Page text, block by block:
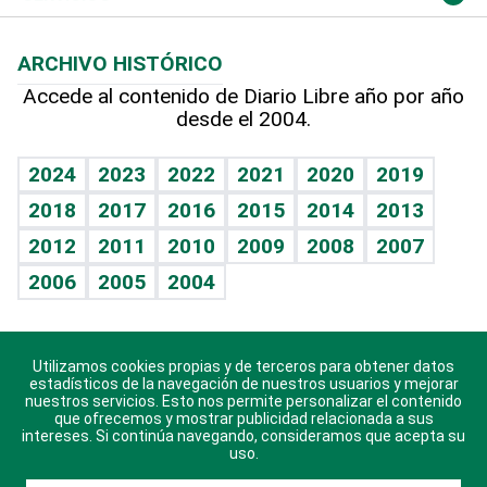
Hablando con el pediatra
Vida y familia
Eñe
Celebrando la vida
Sin complejos
En pocas palabras
Escuchando al corazón
Economía Personal
Línea de hit
TBT Deportivo
Lecturas
Hecho en casa
Guía del dinero
Cumpleaños
Horóscopos
Juegos
ARCHIVO HISTÓRICO
Accede al contenido de Diario Libre año por año
desde el 2004.
2024 2023 2022 2021 2020
2019
2018
2017 2016 2015 2014
2013
2012
2011 2010 2009 2008
2007
2006
2005 2004
Descarga nuestras aplicaciones para Android, iOS y
sistema Huawei.
Utilizamos cookies propias y de terceros para obtener datos
estadísticos de la navegación de nuestros usuarios y mejorar
nuestros servicios. Esto nos permite personalizar el contenido
que ofrecemos y mostrar publicidad relacionada a sus
intereses. Si continúa navegando, consideramos que acepta su
uso.